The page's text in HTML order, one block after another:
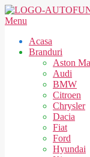
Skip
to
AUTOFUN
Secondary
Menu
Menu
Acasa
Branduri
Aston
Audi
BMW
Citroen
Chrysler
Dacia
Fiat
Ford
Hyundai